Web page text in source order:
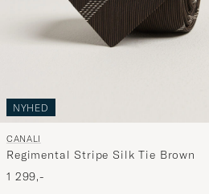
NYHED
CANALI
Regimental Stripe Silk Tie Brown
1 299,-